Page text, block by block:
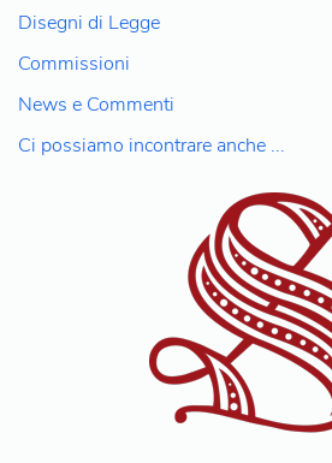
Disegni di Legge
Commissioni
News e Commenti
Ci possiamo incontrare anche ...